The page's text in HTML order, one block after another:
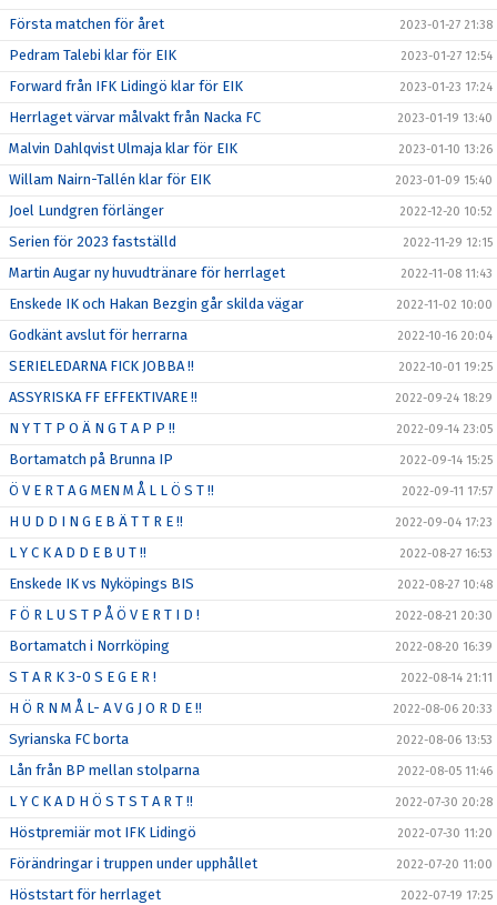
Första matchen för året 2023-01-27 21:38
Pedram Talebi klar för EIK 2023-01-27 12:54
Forward från IFK Lidingö klar för EIK 2023-01-23 17:24
Herrlaget värvar målvakt från Nacka FC 2023-01-19 13:40
Malvin Dahlqvist Ulmaja klar för EIK 2023-01-10 13:26
Willam Nairn-Tallén klar för EIK 2023-01-09 15:40
Joel Lundgren förlänger 2022-12-20 10:52
Serien för 2023 fastställd 2022-11-29 12:15
Martin Augar ny huvudtränare för herrlaget 2022-11-08 11:43
Enskede IK och Hakan Bezgin går skilda vägar 2022-11-02 10:00
Godkänt avslut för herrarna 2022-10-16 20:04
SERIELEDARNA FICK JOBBA !! 2022-10-01 19:25
ASSYRISKA FF EFFEKTIVARE !! 2022-09-24 18:29
N Y T T P O Ä N G T A P P !! 2022-09-14 23:05
Bortamatch på Brunna IP 2022-09-14 15:25
Ö V E R T A G MEN M Å L L Ö S T !! 2022-09-11 17:57
H U D D I N G E B Ä T T R E !! 2022-09-04 17:23
L Y C K A D D E B U T !! 2022-08-27 16:53
Enskede IK vs Nyköpings BIS 2022-08-27 10:48
F Ö R L U S T P Å Ö V E R T I D ! 2022-08-21 20:30
Bortamatch i Norrköping 2022-08-20 16:39
S T A R K 3-0 S E G E R ! 2022-08-14 21:11
H Ö R N M Å L- A V G J O R D E !! 2022-08-06 20:33
Syrianska FC borta 2022-08-06 13:53
Lån från BP mellan stolparna 2022-08-05 11:46
L Y C K A D H Ö S T S T A R T !! 2022-07-30 20:28
Höstpremiär mot IFK Lidingö 2022-07-30 11:20
Förändringar i truppen under upphållet 2022-07-20 11:00
Höststart för herrlaget 2022-07-19 17:25